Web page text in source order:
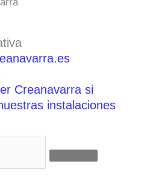
Creanavarra si
instalaciones